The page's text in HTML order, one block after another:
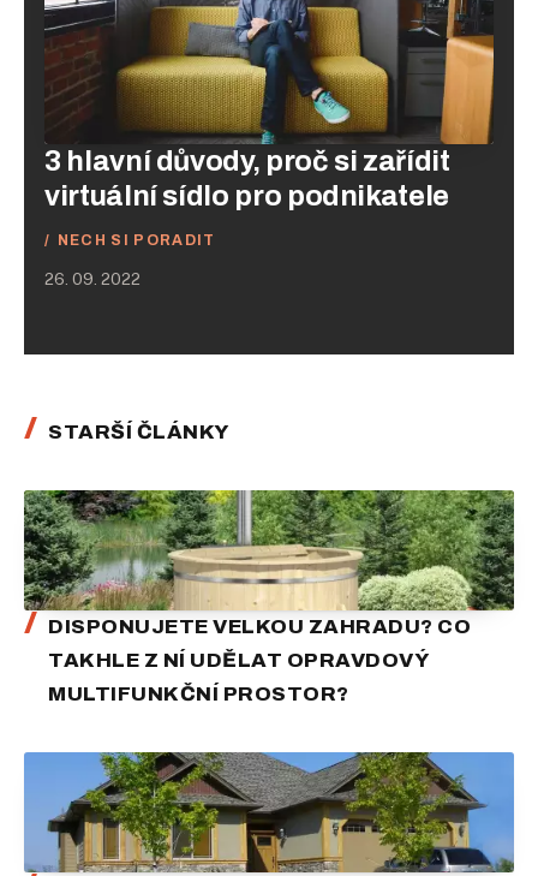
3 hlavní důvody, proč si zařídit
virtuální sídlo pro podnikatele
NECH SI PORADIT
26. 09. 2022
STARŠÍ ČLÁNKY
DISPONUJETE VELKOU ZAHRADU? CO
TAKHLE Z NÍ UDĚLAT OPRAVDOVÝ
MULTIFUNKČNÍ PROSTOR?